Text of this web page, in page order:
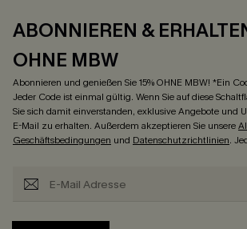
ABONNIEREN &
OHNE MBW
Abonnieren und genießen Sie 15% OHNE MBW! *Ein
Jeder Code ist einmal gültig. Wenn Sie auf diese
Sie sich damit einverstanden, exklusive Angebote und
E-Mail zu erhalten. Außerdem akzeptieren Sie unsere
Geschäftsbedingungen und Datenschutzrichtlinien.